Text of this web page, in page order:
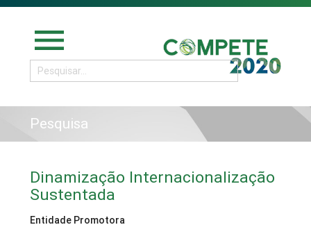
menu
Pesquisa
Dinamização Internacionalização
Sustentada
Entidade Promotora